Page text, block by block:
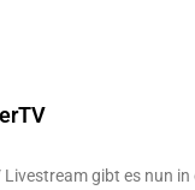
gibt es nun in